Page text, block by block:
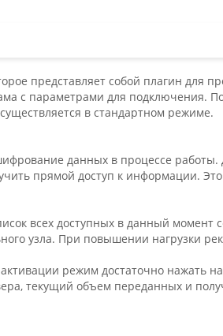
представляет собой плагин для
с параметрами для подключения.
в стандартном режиме.
данных в процессе работы.
прямой доступ к информации.
всех доступных в данный момент
узла. При повышении нагрузки
режим достаточно нажать
текущий объем переданных и